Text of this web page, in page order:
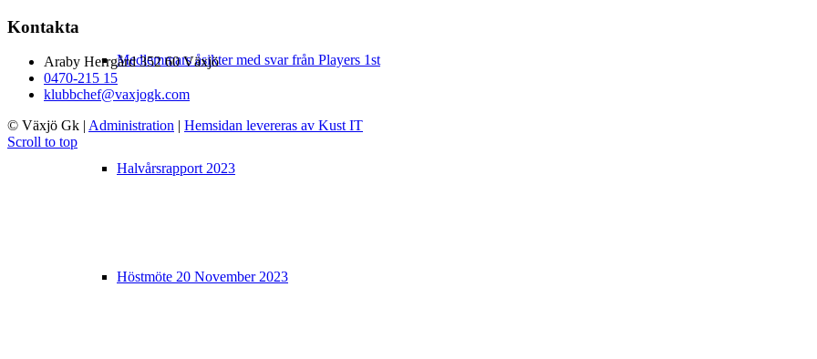
Medlemmars åsikter med svar från Players 1st
Halvårsrapport 2023
Höstmöte 20 November 2023
Kontakta
Araby Herrgård 352 60 Växjö
0470-215 15
klubbchef@vaxjogk.com
© Växjö Gk | Administration | Hemsidan levereras av Kust IT
Scroll to top